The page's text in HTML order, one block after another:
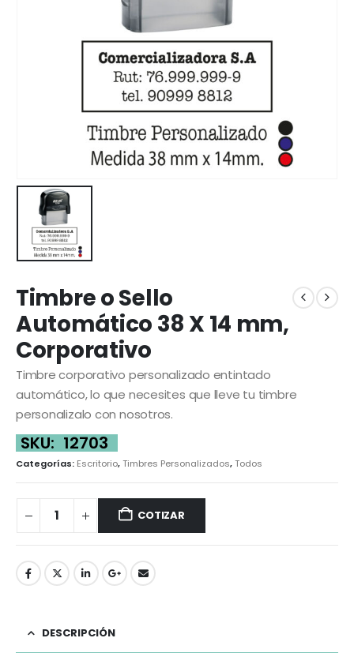
Timbre o Sello
Automático 38 X 14 mm,
Corporativo
Timbre corporativo personalizado entintado
automático, lo que necesites que lleve tu timbre
personalizalo con nosotros.
SKU: 12703
Categorías: Escritorio,Timbres Personalizados,Todos
COTIZAR
DESCRIPCIÓN